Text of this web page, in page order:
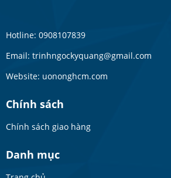
Hotline: 0908107839
Email: trinhngockyquang@gmail.com
Website: uononghcm.com
Chính sách
Chính sách giao hàng
Danh mục